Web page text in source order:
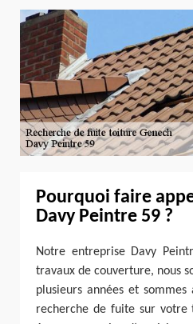
Pourquoi faire
Davy Peintre 59 ?
Notre entreprise Davy
travaux de couverture, nous
plusieurs années et
recherche de fuite sur votre